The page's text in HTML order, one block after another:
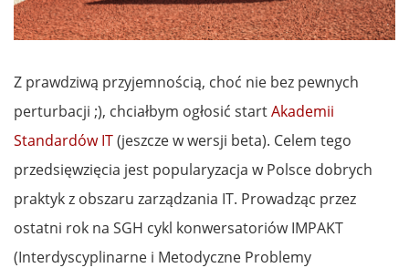
Z prawdziwą przyjemnością, choć nie bez pewnych
perturbacji ;), chciałbym ogłosić startAkademii
Standardów IT(jeszcze w wersji beta). Celem tego
przedsięwzięcia jest popularyzacja w Polsce dobrych
praktyk z obszaru zarządzania IT. Prowadząc przez
ostatni rok na SGH cykl konwersatoriów IMPAKT
(Interdyscyplinarne i Metodyczne Problemy